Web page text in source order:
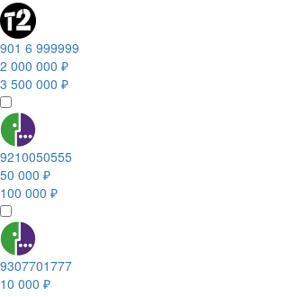
901 6 999999
2 000 000 ₽
3 500 000 ₽
9210050555
50 000 ₽
100 000 ₽
9307701777
10 000 ₽